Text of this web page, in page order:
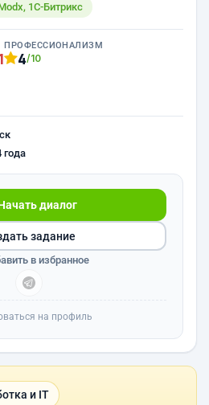
1C-Битрикс
ПРОФЕССИОНАЛИЗМ
4/10
года
диалог
задание
в избранное
на профиль
и IT